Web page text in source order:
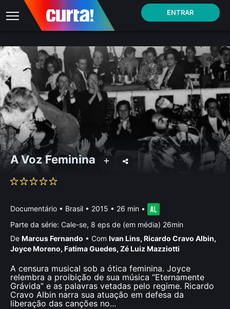
ENTRAR
A Voz Feminina
Documentário • Brasil • 2015 • 26 min •
Parte da série: Cale-se, 8 eps de (em média) 26min
De Marcus Fernando • Com Ivan Lins, Ricardo Cravo Albin,
Joyce Moreno, Fatima Guedes, Zé Luiz Mazziotti
A censura musical sob a ótica feminina. Joyce
relembra a proibição de sua música “Eternamente
Grávida” e as palavras vetadas pelo regime. Ricardo
Cravo Albin narra sua atuação em defesa da
liberação das canções no...